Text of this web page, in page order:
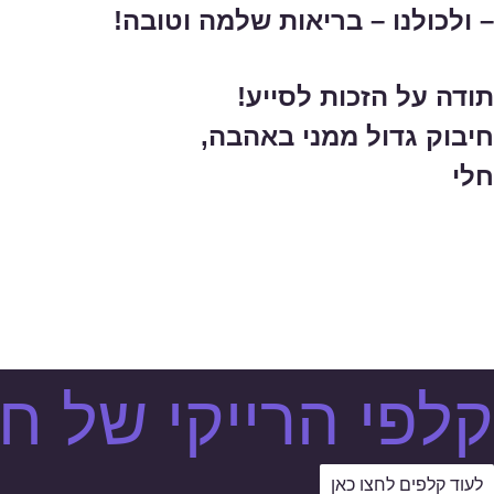
– ולכולנו – בריאות שלמה וטובה!
תודה על הזכות לסייע!
חיבוק גדול ממני באהבה,
חלי
קלפי הרייקי של
לעוד קלפים לחצו כאן